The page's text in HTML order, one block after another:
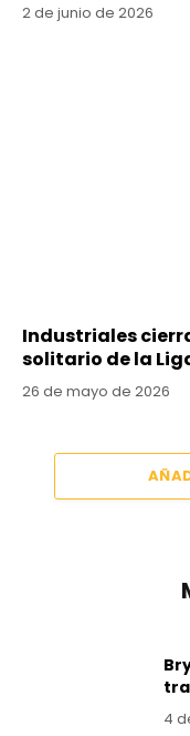
2 de junio de 2026
Industriales
solitario de la
26 de mayo de 2026
4